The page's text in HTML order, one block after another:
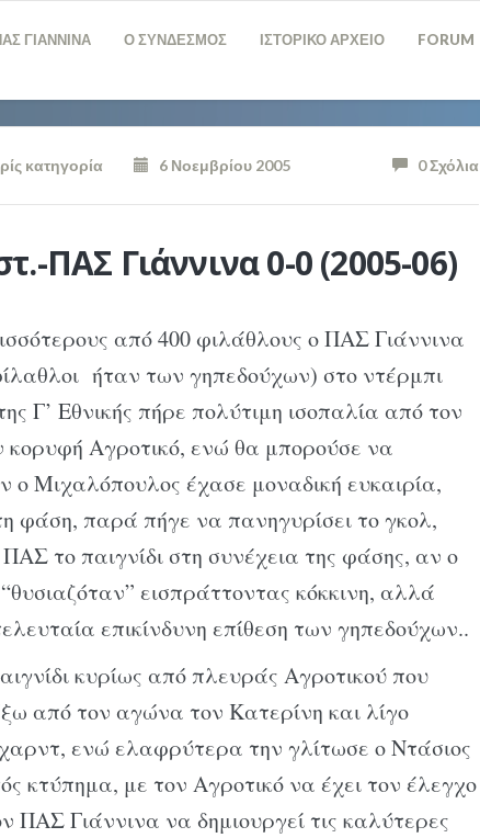
ΓΙΑΝΝΙΝΑ Ο ΣΥΝΔΕΣΜΟΣ ΙΣΤΟΡΙΚΟ ΑΡΧΕΙΟ FORUM
κατηγορία 6 Νοεμβρίου 2005 0 Σχόλια
ΠΑΣ Γιάννινα 0-0 (2005-06)
από 400 φιλάθλους ο ΠΑΣ Γιάννινα
ήταν των γηπεδούχων) στο ντέρμπι
Γ’ Εθνικής πήρε πολύτιμη ισοπαλία από τον
κορυφή Αγροτικό, ενώ θα μπορούσε να
ο Μιχαλόπουλος έχασε μοναδική ευκαιρία,
φάση, παρά πήγε να πανηγυρίσει το γκολ,
το παιγνίδι στη συνέχεια της φάσης, αν ο
εισπράττοντας κόκκινη, αλλά
επικίνδυνη επίθεση των γηπεδούχων..
κυρίως από πλευράς Αγροτικού που
από τον αγώνα τον Κατερίνη και λίγο
ενώ ελαφρύτερα την γλίτωσε ο Ντάσιος
κτύπημα, με τον Αγροτικό να έχει τον έλεγχο
Γιάννινα να δημιουργεί τις καλύτερες